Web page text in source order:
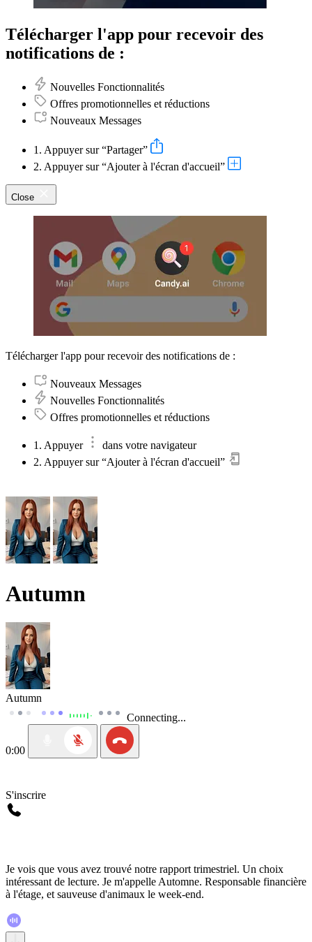
Télécharger l'app pour recevoir des
notifications de :
Nouvelles Fonctionnalités
Offres promotionnelles et réductions
Nouveaux Messages
1. Appuyer sur “Partager”
2. Appuyer sur “Ajouter à l'écran d'accueil”
Close
Télécharger l'app pour recevoir des notifications de :
Nouveaux Messages
Nouvelles Fonctionnalités
Offres promotionnelles et réductions
1. Appuyer
dans votre navigateur
2. Appuyer sur “Ajouter à l'écran d'accueil”
Autumn
Autumn
Connecting...
0:00
S'inscrire
Je vois que vous avez trouvé notre rapport trimestriel. Un choix
intéressant de lecture. Je m'appelle Automne. Responsable financière
à l'étage, et sauveuse d'animaux le week-end.